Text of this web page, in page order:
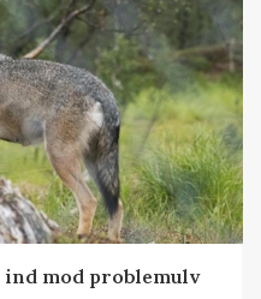
mod problemulv